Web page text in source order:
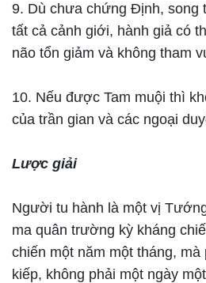
9. Dù chưa chứng Định, song
tất cả cảnh giới, hành giả có
não tổn giảm và không tham
10. Nếu được Tam muội thì
của trần gian và các ngoại
Lược giải
Người tu hành là một vị
ma quân trường kỳ kháng
chiến một năm một tháng,
kiếp, không phải một ngày